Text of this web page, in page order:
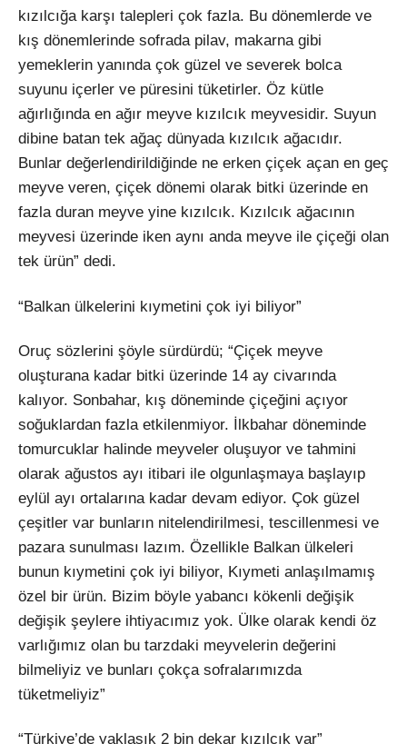
kızılcığa karşı talepleri çok fazla. Bu dönemlerde ve
kış dönemlerinde sofrada pilav, makarna gibi
yemeklerin yanında çok güzel ve severek bolca
suyunu içerler ve püresini tüketirler. Öz kütle
ağırlığında en ağır meyve kızılcık meyvesidir. Suyun
dibine batan tek ağaç dünyada kızılcık ağacıdır.
Bunlar değerlendirildiğinde ne erken çiçek açan en geç
meyve veren, çiçek dönemi olarak bitki üzerinde en
fazla duran meyve yine kızılcık. Kızılcık ağacının
meyvesi üzerinde iken aynı anda meyve ile çiçeği olan
tek ürün” dedi.
“Balkan ülkelerini kıymetini çok iyi biliyor”
Oruç sözlerini şöyle sürdürdü; “Çiçek meyve
oluşturana kadar bitki üzerinde 14 ay civarında
kalıyor. Sonbahar, kış döneminde çiçeğini açıyor
soğuklardan fazla etkilenmiyor. İlkbahar döneminde
tomurcuklar halinde meyveler oluşuyor ve tahmini
olarak ağustos ayı itibari ile olgunlaşmaya başlayıp
eylül ayı ortalarına kadar devam ediyor. Çok güzel
çeşitler var bunların nitelendirilmesi, tescillenmesi ve
pazara sunulması lazım. Özellikle Balkan ülkeleri
bunun kıymetini çok iyi biliyor, Kıymeti anlaşılmamış
özel bir ürün. Bizim böyle yabancı kökenli değişik
değişik şeylere ihtiyacımız yok. Ülke olarak kendi öz
varlığımız olan bu tarzdaki meyvelerin değerini
bilmeliyiz ve bunları çokça sofralarımızda
tüketmeliyiz”
“Türkiye’de yaklaşık 2 bin dekar kızılcık var”